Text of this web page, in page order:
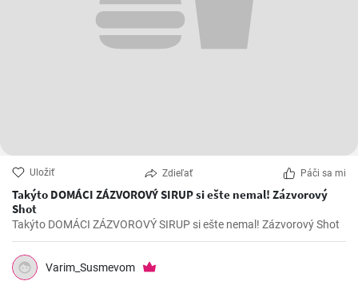
Uložiť Zdieľať Páči sa mi
Takýto DOMÁCI ZÁZVOROVÝ SIRUP si ešte nemal! Zázvorový
Shot
Takýto DOMÁCI ZÁZVOROVÝ SIRUP si ešte nemal! Zázvorový Shot
Varim_Susmevom